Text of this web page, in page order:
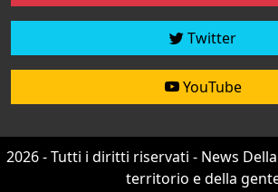
Twitter
YouTube
2026 - Tutti i diritti riservati - News Della
territorio e della